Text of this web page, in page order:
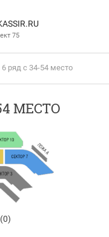
75
ряд с 34-54 место
МЕСТО
(0)